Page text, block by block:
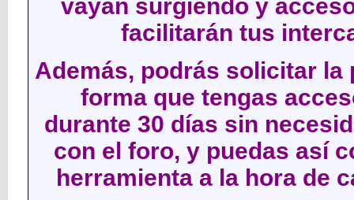
vayan surgiendo y
facilitarán tus
Además, podrás solicitar
forma que tengas
durante 30 días sin
con el foro, y puedas así
herramienta a la hora de